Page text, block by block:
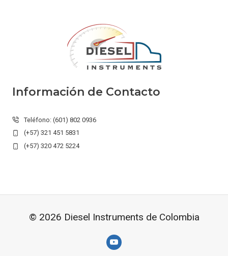
Información de Contacto
Teléfono: (601) 802 0936
(+57) 321 451 5831
(+57) 320 472 5224
© 2026 Diesel Instruments de Colombia